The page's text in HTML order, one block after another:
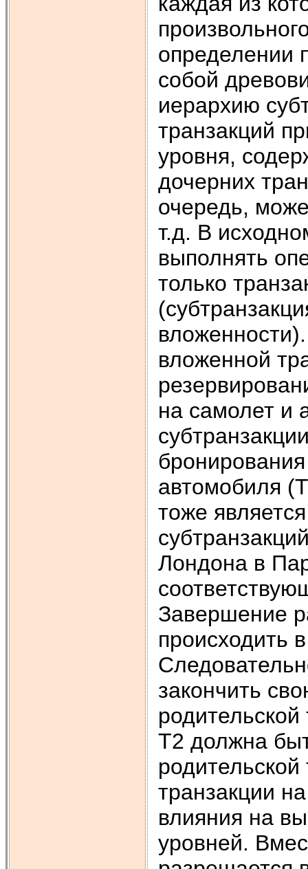
определении
собой
иерархию
транзакций
уровня,
дочерних
очередь,
т.д. В
выполнять
только
вложенной
на самолет и
автомобиля
тоже
Лондона в
Завершение
происходить
закончить
Т2 должна
транзакции
влияния на
уровней.